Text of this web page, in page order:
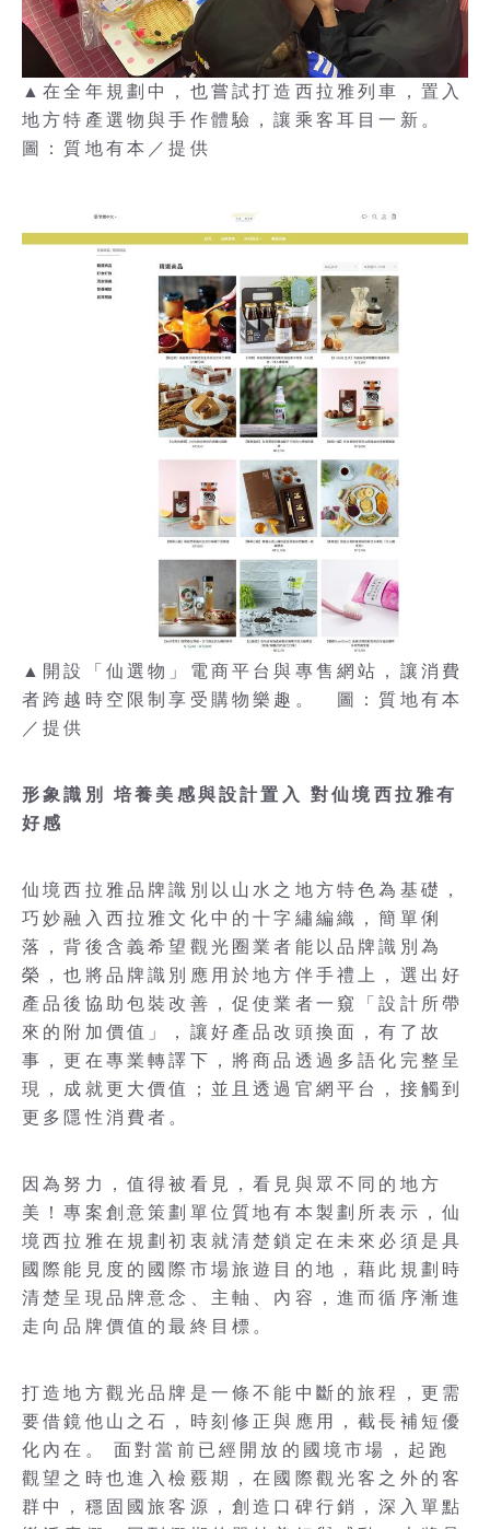
▲在全年規劃中，也嘗試打造西拉雅列車，置入
地方特產選物與手作體驗，讓乘客耳目一新。
圖：質地有本／提供
▲開設「仙選物」電商平台與專售網站，讓消費
者跨越時空限制享受購物樂趣。 圖：質地有本
／提供
形象識別 培養美感與設計置入 對仙境西拉雅有
好感
仙境西拉雅品牌識別以山水之地方特色為基礎，
巧妙融入西拉雅文化中的十字繡編織，簡單俐
落，背後含義希望觀光圈業者能以品牌識別為
榮，也將品牌識別應用於地方伴手禮上，選出好
產品後協助包裝改善，促使業者一窺「設計所帶
來的附加價值」，讓好產品改頭換面，有了故
事，更在專業轉譯下，將商品透過多語化完整呈
現，成就更大價值；並且透過官網平台，接觸到
更多隱性消費者。
因為努力，值得被看見，看見與眾不同的地方
美！專案創意策劃單位質地有本製劃所表示，仙
境西拉雅在規劃初衷就清楚鎖定在未來必須是具
國際能見度的國際市場旅遊目的地，藉此規劃時
清楚呈現品牌意念、主軸、內容，進而循序漸進
走向品牌價值的最終目標。
打造地方觀光品牌是一條不能中斷的旅程，更需
要借鏡他山之石，時刻修正與應用，截長補短優
化內在。 面對當前已經開放的國境市場，起跑
觀望之時也進入檢覈期，在國際觀光客之外的客
群中，穩固國旅客源，創造口碑行銷，深入單點